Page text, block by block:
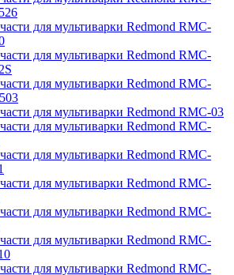
для мультиварки Redmond RMC-
для мультиварки Redmond RMC-
для мультиварки Redmond RMC-
для мультиварки Redmond RMC-03
для мультиварки Redmond RMC-
для мультиварки Redmond RMC-
для мультиварки Redmond RMC-
для мультиварки Redmond RMC-
для мультиварки Redmond RMC-
для мультиварки Redmond RMC-